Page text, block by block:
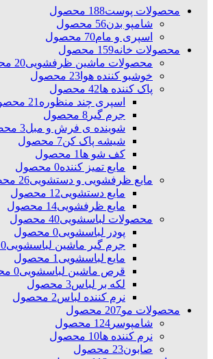
محصولات پوست188 محصول
شامپو بدن56 محصول
اسپری و مام70 محصول
محصولات خانه159 محصول
محصولات ماشین ظرفشویی20 محصول
خوشبو کننده هوا 23 محصول
پاک کننده ها42 محصول
اسپری چند منظوره21 محصول
جرم گیر 8 محصول
شوینده ی فرش و مبل3 محصول
شیشه پاک کن7 محصول
کف شو ها1 محصول
مایع تمیز کننده0 محصول
مایع ظرفشویی و دستشویی26 محصول
مایع دستشویی12 محصول
مایع ظرفشویی14 محصول
محصولات لباسشویی40 محصول
پودر لباسشویی0 محصول
جرم گیر ماشین لباسشویی0 محصول
مایع لباسشویی1 محصول
قرص ماشین لباسشویی0 محصول
لکه بر لباس3 محصول
نرم کننده لباس2 محصول
محصولات مو207 محصول
شامپوسر 124 محصول
نرم کننده ها10 محصول
صابون23 محصول